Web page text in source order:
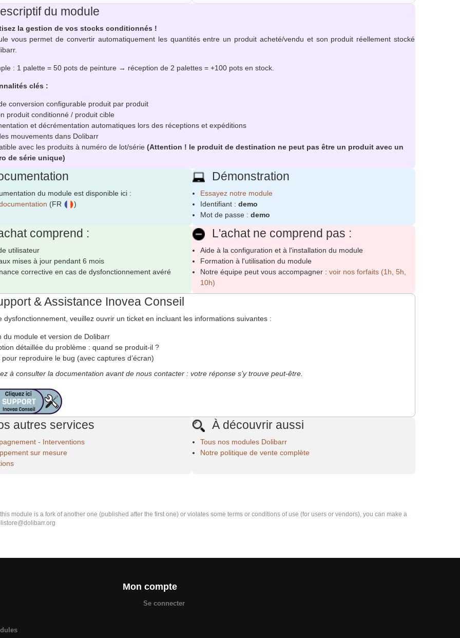
du module
la gestion de vos stocks conditionnés !
vous permet de convertir automatiquement les quantités entre un produit acheté/vendu et son produit réellement stocké
: 1 palette = 50 pots de peinture → réception de 2 palettes = +100 pots en stock.
clés :
conversion configurable produit par produit
produit conditionné / produit cible
et décrémentation automatiques lors des réceptions et expéditions
mouvements dans Dolibarr
avec les produits à numéro de lot/série (Attention ! le produit de destination ne peut pas être un produit avec un
de série unique)
du module est disponible ici :
(FR )
Démonstration
Essayez notre module
Identifiant : demo
Mot de passe : demo
comprend :
utilisateur
mises à jour pendant 6 mois
corrective en cas de dysfonctionnement avéré
L'achat ne comprend pas :
Aide à la configuration et à l'installation du module
Formation à l'utilisation du module
Notre équipe peut vous accompagner : voir nos forfaits (1h, 5h,
10h)
& Assistance Inovea Conseil
dysfonctionnement, veuillez ouvrir un ticket en incluant les informations suivantes :
du module et version de Dolibarr
détaillée du problème : quand se produit-il ?
pour reproduire le bug (avec captures d’écran)
à consulter la documentation avant de nous contacter : votre réponse s’y trouve peut-être.
autres services
- Interventions
sur mesure
À découvrir aussi
Tous nos modules Dolibarr
Notre politique de vente complète
module is a fork of another one (published after the first one) or violates some terms or conditions of use (for users or vendors), you can make a
Mon compte
Se connecter